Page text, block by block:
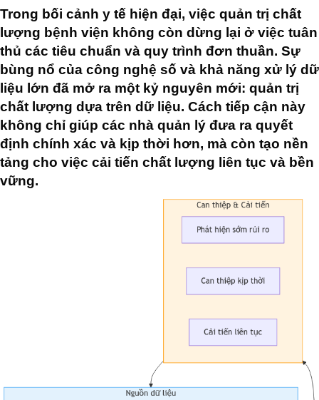
Trong bối cảnh y tế hiện đại, việc quản trị chất
lượng bệnh viện không còn dừng lại ở việc tuân
thủ các tiêu chuẩn và quy trình đơn thuần. Sự
bùng nổ của công nghệ số và khả năng xử lý dữ
liệu lớn đã mở ra một kỷ nguyên mới: quản trị
chất lượng dựa trên dữ liệu. Cách tiếp cận này
không chỉ giúp các nhà quản lý đưa ra quyết
định chính xác và kịp thời hơn, mà còn tạo nền
tảng cho việc cải tiến chất lượng liên tục và bền
vững.